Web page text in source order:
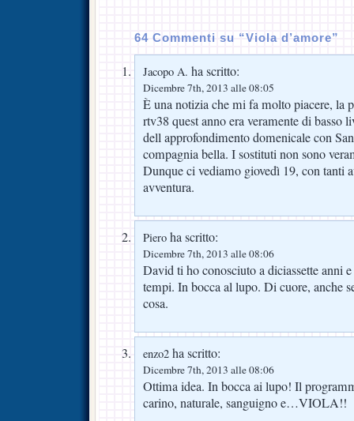
64 Commenti su “Viola d’amore”
Jacopo A. ha scritto:
Dicembre 7th, 2013 alle 08:05
È una notizia che mi fa molto piacere, la
rtv38 quest anno era veramente di basso
dell approfondimento domenicale con
compagnia bella. I sostituti non sono
Dunque ci vediamo giovedì 19, con tanti
avventura.
Piero ha scritto:
Dicembre 7th, 2013 alle 08:06
David ti ho conosciuto a diciassette anni
tempi. In bocca al lupo. Di cuore, anche
cosa.
enzo2 ha scritto:
Dicembre 7th, 2013 alle 08:06
Ottima idea. In bocca ai lupo! Il
carino, naturale, sanguigno e…VIOLA!!